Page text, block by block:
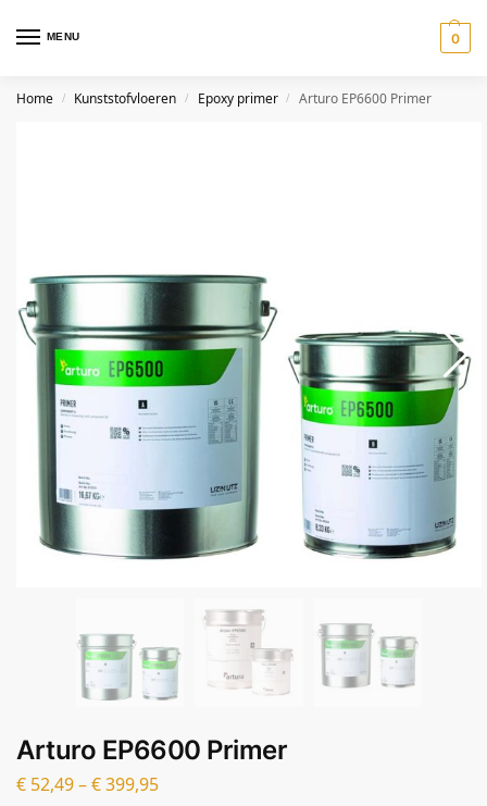
MENU 0
Home / Kunststofvloeren / Epoxy primer / Arturo EP6600 Primer
Arturo EP6600 Primer
€ 52,49–€399,95